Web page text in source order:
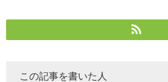
この記事を書いた人